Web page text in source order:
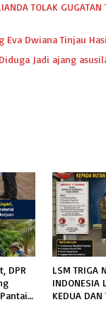
TOLAK
Eva Dwiana Tinjau
Jadi ajang
DPR
LSM TRIGA
INDONESIA
KEDUA DAN